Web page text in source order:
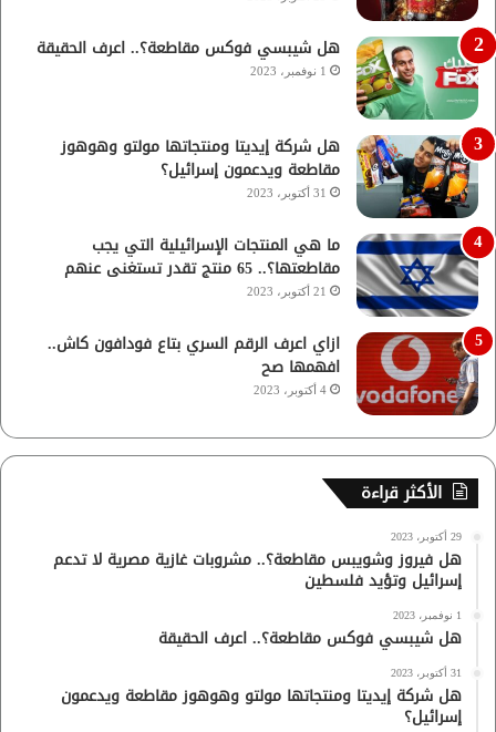
هل شيبسي فوكس مقاطعة؟.. اعرف الحقيقة
1 نوفمبر، 2023
هل شركة إيديتا ومنتجاتها مولتو وهوهوز
مقاطعة ويدعمون إسرائيل؟
31 أكتوبر، 2023
ما هي المنتجات الإسرائيلية التي يجب
مقاطعتها؟.. 65 منتج تقدر تستغنى عنهم
21 أكتوبر، 2023
ازاي اعرف الرقم السري بتاع فودافون كاش..
افهمها صح
4 أكتوبر، 2023
الأكثر قراءة
29 أكتوبر، 2023
هل فيروز وشويبس مقاطعة؟.. مشروبات غازية مصرية لا تدعم
إسرائيل وتؤيد فلسطين
1 نوفمبر، 2023
هل شيبسي فوكس مقاطعة؟.. اعرف الحقيقة
31 أكتوبر، 2023
هل شركة إيديتا ومنتجاتها مولتو وهوهوز مقاطعة ويدعمون
إسرائيل؟